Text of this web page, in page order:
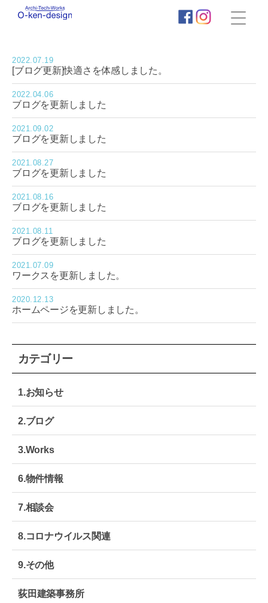
社
荻
田
建
築
事
務
所
わ
わ
く
築
住
宅
タ
テ
モ
ノ
づ
く
大
阪
野
区
2022.07.19
[ブログ更新]快適さを体感しました。
2022.04.06
ブログを更新しました
2021.09.02
ブログを更新しました
2021.08.27
ブログを更新しました
2021.08.16
ブログを更新しました
2021.08.11
ブログを更新しました
2021.07.09
ワークスを更新しました。
2020.12.13
ホームページを更新しました。
カテゴリー
1.お知らせ
2.ブログ
3.Works
6.物件情報
7.相談会
8.コロナウイルス関連
9.その他
荻田建築事務所